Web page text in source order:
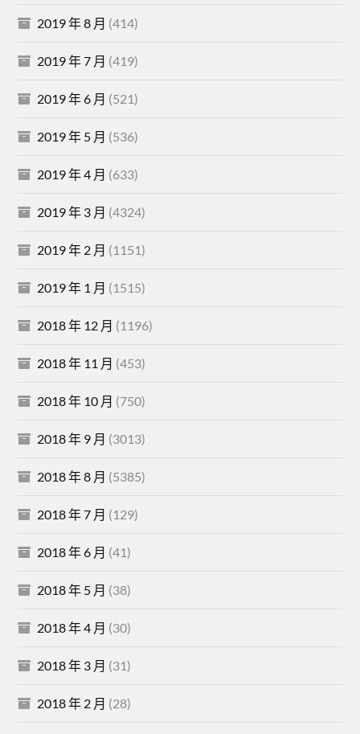
2019 年 8 月 (414)
2019 年 7 月 (419)
2019 年 6 月 (521)
2019 年 5 月 (536)
2019 年 4 月 (633)
2019 年 3 月 (4324)
2019 年 2 月 (1151)
2019 年 1 月 (1515)
2018 年 12 月 (1196)
2018 年 11 月 (453)
2018 年 10 月 (750)
2018 年 9 月 (3013)
2018 年 8 月 (5385)
2018 年 7 月 (129)
2018 年 6 月 (41)
2018 年 5 月 (38)
2018 年 4 月 (30)
2018 年 3 月 (31)
2018 年 2 月 (28)